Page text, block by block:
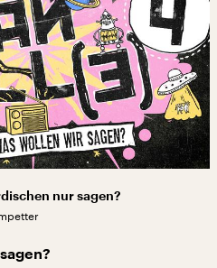
nur sagen?